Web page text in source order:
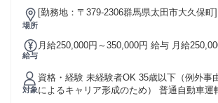
場所
[勤務地：〒379-2306群馬県太田市大久保町]
給与
月給250,000円～350,000円 給与 月給
あたり11時間） 固定残業代を超過した分
す。
対象
資格・経験 未経験者OK 35歳以下（例外事
によるキャリア形成のため） 普通自動車運